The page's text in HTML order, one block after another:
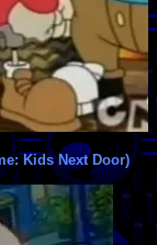
Kids Next Door)